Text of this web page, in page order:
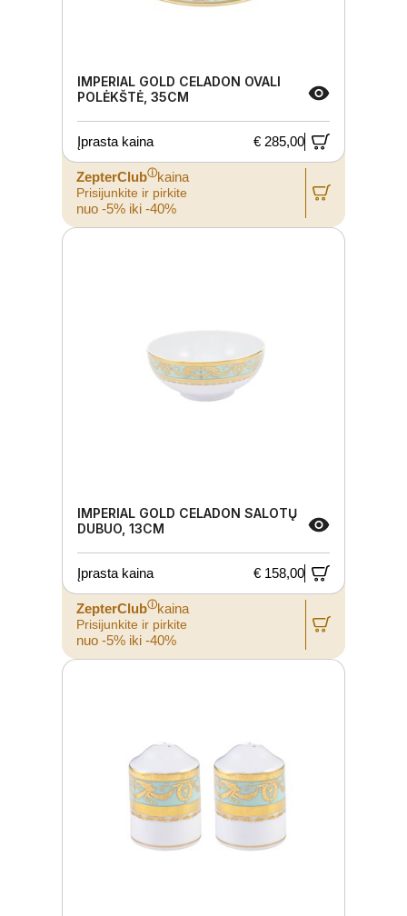
IMPERIAL GOLD CELADON OVALI
POLĖKŠTĖ, 35CM
Įprasta kaina € 285,00
ZepterClubⓘkaina
Prisijunkite ir pirkite
nuo -5% iki -40%
IMPERIAL GOLD CELADON SALOTŲ
DUBUO, 13CM
Įprasta kaina € 158,00
ZepterClubⓘkaina
Prisijunkite ir pirkite
nuo -5% iki -40%